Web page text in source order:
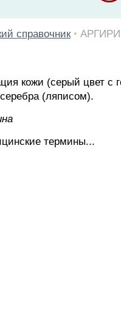
справочник •
кожи (серый цвет с
(ляписом).
термины...